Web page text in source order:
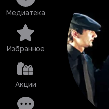
Медиатека
Избранное
Акции